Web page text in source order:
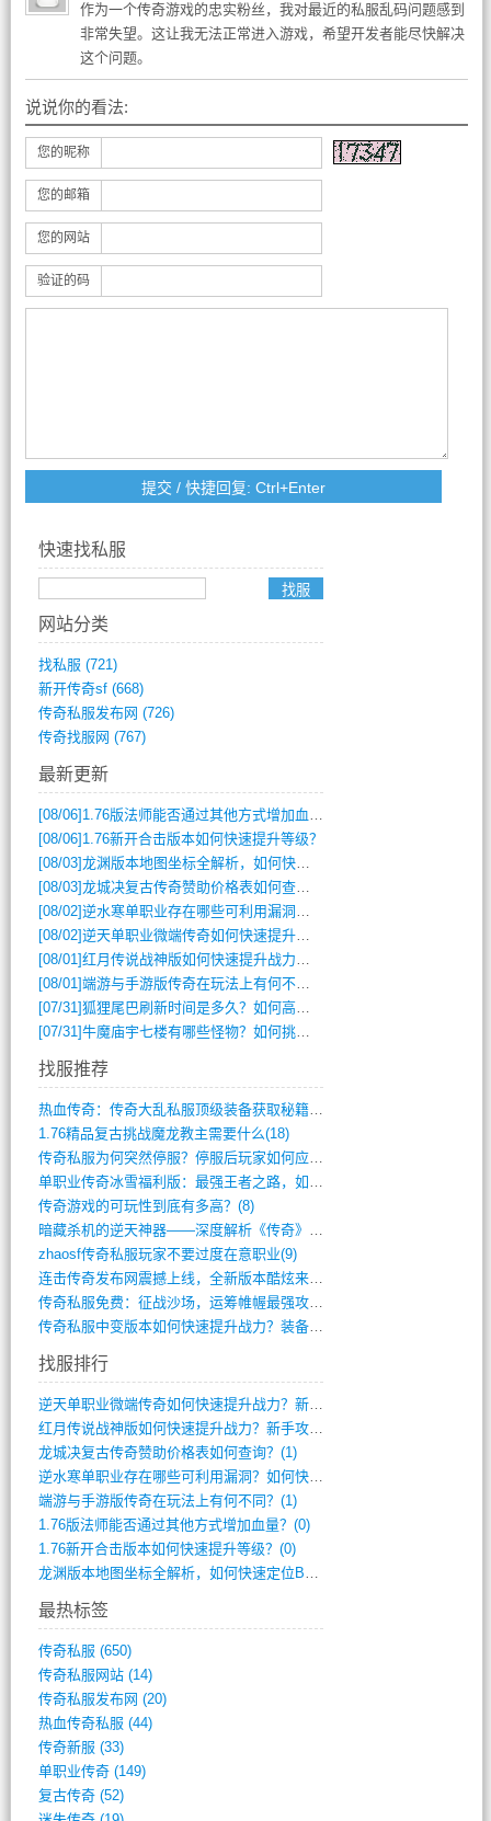
作为一个传奇游戏的忠实粉丝，我对最近的私服乱码问题感到
非常失望。这让我无法正常进入游戏，希望开发者能尽快解决
这个问题。
说说你的看法:
您的昵称
您的邮箱
您的网站
验证的码
快速找私服
网站分类
找私服 (721)
新开传奇sf(668)
传奇私服发布网 (726)
传奇找服网 (767)
最新更新
[08/06] 1.76版法师能否通过其他方式增加血量？
[08/06] 1.76新开合击版本如何快速提升等级？
[08/03]龙渊版本地图坐标全解析，如何快速定位BOSS位置？
[08/03]龙城决复古传奇赞助价格表如何查询？
[08/02]逆水寒单职业存在哪些可利用漏洞？如何快速提升战力？
[08/02]逆天单职业微端传奇如何快速提升战力？新手必看攻略
[08/01]红月传说战神版如何快速提升战力？新手攻略全解析？
[08/01]端游与手游版传奇在玩法上有何不同？
[07/31]狐狸尾巴刷新时间是多久？如何高效获取传奇手游中的狐狸尾巴？
[07/31]牛魔庙宇七楼有哪些怪物？如何挑战它们？
找服推荐
热血传奇：传奇大乱私服顶级装备获取秘籍(887)
1.76精品复古挑战魔龙教主需要什么(18)
传奇私服为何突然停服？停服后玩家如何应对(744)
单职业传奇冰雪福利版：最强王者之路，如何(659)
传奇游戏的可玩性到底有多高？(8)
暗藏杀机的逆天神器——深度解析《传奇》祈(374)
zhaosf传奇私服玩家不要过度在意职业(9)
连击传奇发布网震撼上线，全新版本酷炫来袭(12)
传奇私服免费：征战沙场，运筹帷幄最强攻城(516)
传奇私服中变版本如何快速提升战力？装备强(1012)
找服排行
逆天单职业微端传奇如何快速提升战力？新手(2)
红月传说战神版如何快速提升战力？新手攻略(2)
龙城决复古传奇赞助价格表如何查询？(1)
逆水寒单职业存在哪些可利用漏洞？如何快速(1)
端游与手游版传奇在玩法上有何不同？(1)
1.76版法师能否通过其他方式增加血量？(0)
1.76新开合击版本如何快速提升等级？(0)
龙渊版本地图坐标全解析，如何快速定位BO(0)
最热标签
传奇私服 (650)
传奇私服网站(14)
传奇私服发布网 (20)
热血传奇私服 (44)
传奇新服 (33)
单职业传奇(149)
复古传奇(52)